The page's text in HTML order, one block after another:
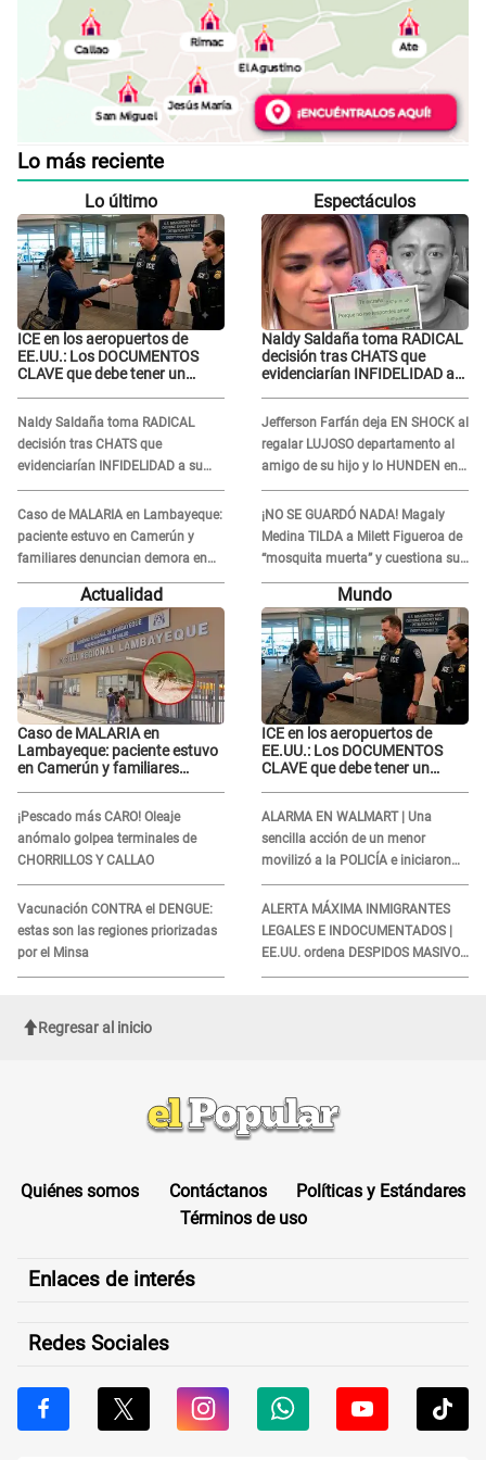
Lo más reciente
Lo último
ICE en los aeropuertos de
EE.UU.: Los DOCUMENTOS
CLAVE que debe tener un
Naldy Saldaña toma RADICAL
decisión tras CHATS que
evidenciarían INFIDELIDAD a su
novio con animador de 'La Bella
Luz': "Un día..."
Caso de MALARIA en Lambayeque:
paciente estuvo en Camerún y
familiares denuncian demora en
tratamiento
Espectáculos
Naldy Saldaña toma RADICAL
decisión tras CHATS que
evidenciarían INFIDELIDAD a
Jefferson Farfán deja EN SHOCK al
regalar LUJOSO departamento al
amigo de su hijo y lo HUNDEN en
redes: "A su hija se lo negó"
¡NO SE GUARDÓ NADA! Magaly
Medina TILDA a Milett Figueroa de
“mosquita muerta” y cuestiona su
RECONCILIACIÓN con Marcelo
Tinelli en TV argentina
Actualidad
Caso de MALARIA en
Lambayeque: paciente estuvo
en Camerún y familiares
¡Pescado más CARO! Oleaje
anómalo golpea terminales de
CHORRILLOS Y CALLAO
Vacunación CONTRA el DENGUE:
estas son las regiones priorizadas
por el Minsa
Mundo
ICE en los aeropuertos de
EE.UU.: Los DOCUMENTOS
CLAVE que debe tener un
ALARMA EN WALMART | Una
sencilla acción de un menor
movilizó a la POLICÍA e iniciaron
una investigación por lo hallado:
¿Qué ocurrió?
ALERTA MÁXIMA INMIGRANTES
LEGALES E INDOCUMENTADOS |
EE.UU. ordena DESPIDOS MASIVOS
y DEPORTACIONES a estos
Regresar al inicio
Quiénes somos Contáctanos
Políticas y Estándares
Términos de uso
Enlaces de interés
Redes Sociales